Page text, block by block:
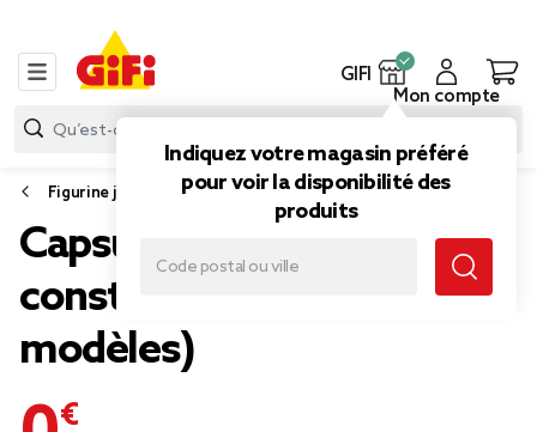
GIFI
Indiquez votre magasin préféré
pour voir la disponibilité des
produits
Mon compte
Figurine jouet
Capsule oeuf animal à
construire Ø6,5cm (3
modèles)
0,99 €